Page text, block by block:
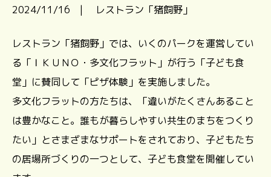
2024/11/16 | レストラン「猪飼野」
レストラン「猪飼野」では、いくのパークを運営してい
る「ＩＫＵＮＯ・多文化フラット」が行う「子ども食
堂」に賛同して「ピザ体験」を実施しました。
多文化フラットの方たちは、「違いがたくさんあること
は豊かなこと。誰もが暮らしやすい共生のまちをつくり
たい」とさまざまなサポートをされており、子どもたち
の居場所づくりの一つとして、子ども食堂を開催してい